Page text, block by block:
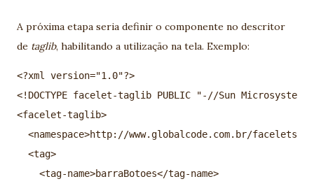
A próxima etapa seria definir o componente no descritor
de taglib, habilitando a utilização na tela. Exemplo:
<?xml version="1.0"?>
<!DOCTYPE facelet-taglib PUBLIC "-//Sun
<facelet-taglib>
<namespace>http://www.globalcode.com.br/facelets</
<tag>
<tag-name>barraBotoes</tag-name>